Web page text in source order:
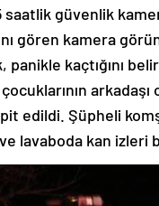
saatlik güvenlik
gören kamera
kaçtığını
edildi. Şüpheli
lavaboda kan izleri